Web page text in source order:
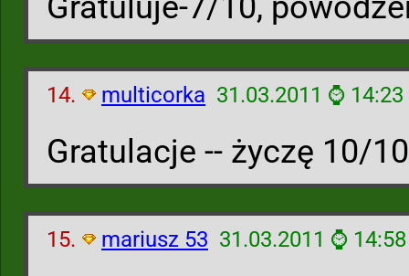
14. multicorka 31.03.2011 ⌚ 14:23
Gratulacje -- życzę 10/10
15. mariusz 53 31.03.2011 ⌚ 14:58